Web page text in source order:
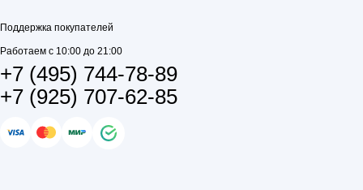
Поддержка покупателей
Работаем с 10:00 до 21:00
+7 (495) 744-78-89
+7 (925) 707-62-85